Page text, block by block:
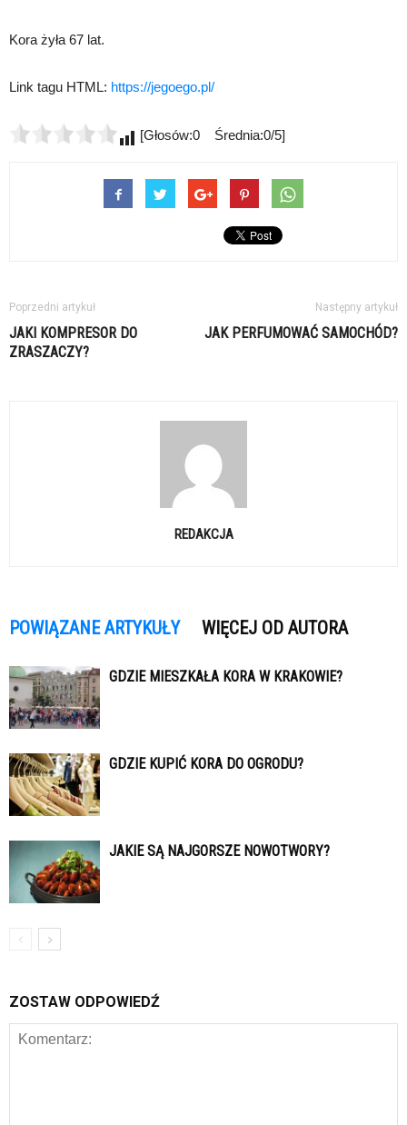
Kora żyła 67 lat.
Link tagu HTML: https://jegoego.pl/
[Głosów:0 Średnia:0/5]
Poprzedni artykuł
JAKI KOMPRESOR DO
ZRASZACZY?
Następny artykuł
JAK PERFUMOWAĆ SAMOCHÓD?
REDAKCJA
POWIĄZANE ARTYKUŁY WIĘCEJ OD AUTORA
GDZIE MIESZKAŁA KORA W KRAKOWIE?
GDZIE KUPIĆ KORA DO OGRODU?
JAKIE SĄ NAJGORSZE NOWOTWORY?
ZOSTAW ODPOWIEDŹ